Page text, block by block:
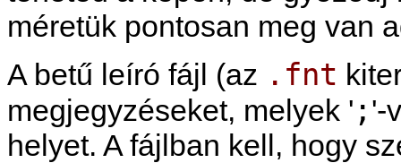
méretük pontosan meg van
A betű leíró fájl (az .fnt
megjegyzéseket, melyek ' ; '-
helyet. A fájlban kell, hogy